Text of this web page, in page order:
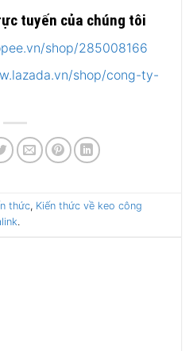
tuyến của chúng tôi
shop/285008166
shop/cong-ty-
thức, Kiến thức về keo công
.